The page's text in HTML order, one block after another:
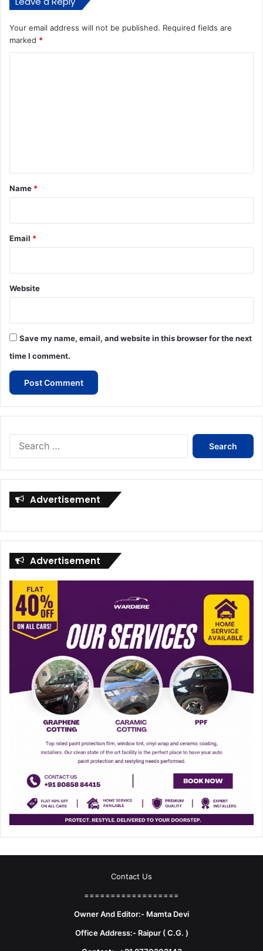
Your email address will not be published. Required fields are
marked *
*
Name *
Email *
Website
Save my name, email, and website in this browser for the next
time I comment.
Search
for:
Advertisement
Advertisement
Contact Us
==================
Owner And Editor:- Mamta Devi
Office Address:- Raipur ( C.G. )